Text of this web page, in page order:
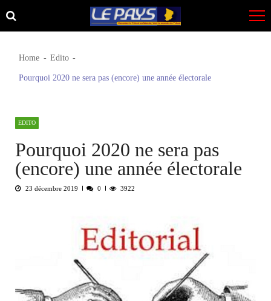
Skip
to
Skip
to
Home Edito
Pourquoi 2020 ne sera pas (encore) une année électorale
EDITO
Pourquoi 2020 ne sera pas
(encore) une année électorale
23 décembre 2019 0 3922